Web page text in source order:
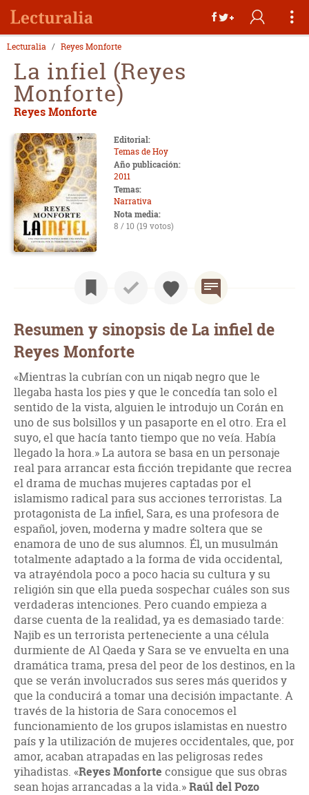
Lecturalia Reyes Monforte
La infiel (Reyes
Monforte)
Reyes Monforte
Editorial:
Temas de Hoy
Año publicación:
2011
Temas:
Narrativa
Nota media:
8 / 10 (19 votos)
Resumen y sinopsis de La infiel de
Reyes Monforte
«Mientras la cubrían con un niqab negro que le
llegaba hasta los pies y que le concedía tan solo el
sentido de la vista, alguien le introdujo un Corán en
uno de sus bolsillos y un pasaporte en el otro. Era el
suyo, el que hacía tanto tiempo que no veía. Había
llegado la hora.» La autora se basa en un personaje
real para arrancar esta ficción trepidante que recrea
el drama de muchas mujeres captadas por el
islamismo radical para sus acciones terroristas. La
protagonista de La infiel, Sara, es una profesora de
español, joven, moderna y madre soltera que se
enamora de uno de sus alumnos. Él, un musulmán
totalmente adaptado a la forma de vida occidental,
va atrayéndola poco a poco hacia su cultura y su
religión sin que ella pueda sospechar cuáles son sus
verdaderas intenciones. Pero cuando empieza a
darse cuenta de la realidad, ya es demasiado tarde:
Najib es un terrorista perteneciente a una célula
durmiente de Al Qaeda y Sara se ve envuelta en una
dramática trama, presa del peor de los destinos, en la
que se verán involucrados sus seres más queridos y
que la conducirá a tomar una decisión impactante. A
través de la historia de Sara conocemos el
funcionamiento de los grupos islamistas en nuestro
país y la utilización de mujeres occidentales, que, por
amor, acaban atrapadas en las peligrosas redes
yihadistas. «Reyes Monforte consigue que sus obras
sean hojas arrancadas a la vida.»Raúl del Pozo